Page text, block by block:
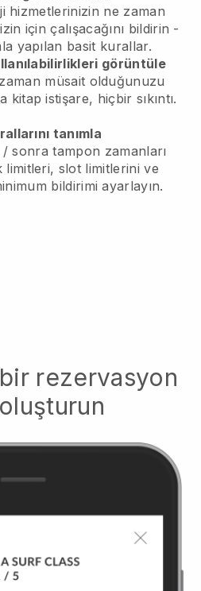
hizmetlerinizin ne zaman
için çalışacağını bildirin -
yapılan basit kurallar.
görüntüle
müsait olduğunuzu
kitap istişare, hiçbir sıkıntı.
tanımla
sonra tampon zamanları
limitleri, slot limitlerini ve
bildirimi ayarlayın.
rezervasyon
oluşturun